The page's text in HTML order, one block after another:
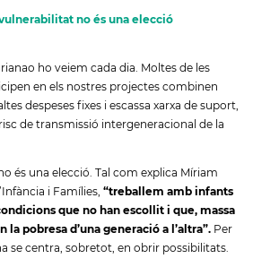
no és una elecció
ho veiem cada dia. Moltes de les
en els nostres projectes combinen
despeses fixes i escassa xarxa de suport,
de transmissió intergeneracional de la
és una elecció. Tal com explica Míriam
i Famílies, “treballem amb infants
que no han escollit i que, massa
la pobresa d’una generació a l’altra”. Per
se centra, sobretot, en obrir possibilitats.